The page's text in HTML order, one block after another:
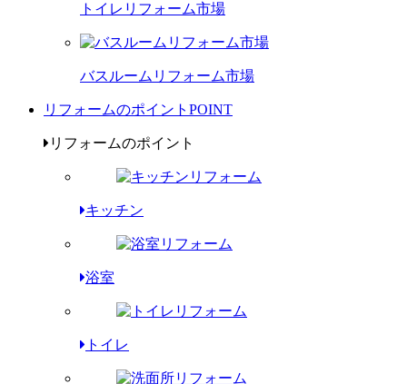
トイレリフォーム市場
バスルームリフォーム市場
リフォームのポイント POINT
リフォームのポイント
キッチン
浴室
トイレ